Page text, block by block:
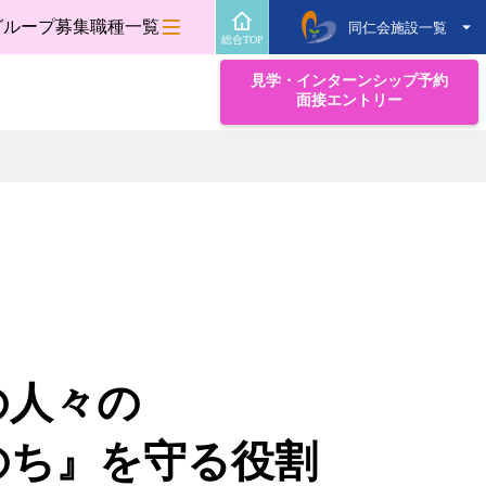
ループ募集職種一覧
総合TOP
見学・インターンシップ予約
面接エントリー
同仁会施設一覧
の人々の
』を守る役割